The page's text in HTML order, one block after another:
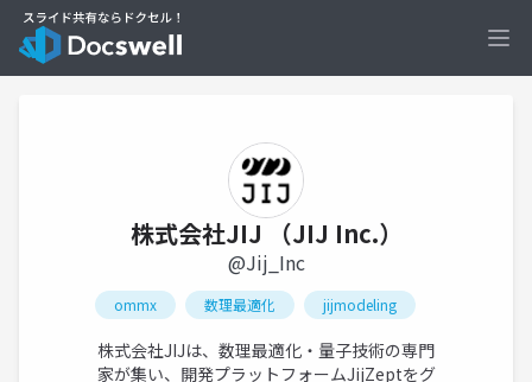
株式会社JIJ （JIJ Inc.）
@Jij_Inc
ommx 数理最適化 jijmodeling
株式会社JIJは、数理最適化・量子技術の専門
家が集い、開発プラットフォームJijZeptをグ